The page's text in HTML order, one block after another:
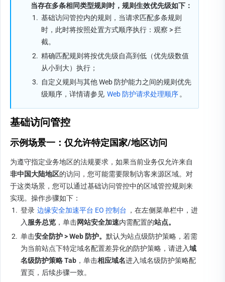
当存在多条相同类型规则时，规则生效优先级如下：
1. 基础访问管控内的规则，当请求匹配多条规则
时，此时将按照处置方式顺序执行：观察 > 拦
截。
2. 精确匹配规则将按优先级自高到低（优先级数值
从小到大）执行；
3. 自定义规则与其他 Web 防护能力之间的规则优先
级顺序，详情请参见 Web 防护请求处理顺序 。
基础访问管控
示例场景一：仅允许特定国家/地区访问
为遵守指定业务地区的法规要求，如果当前业务仅允许来自
非中国大陆地区的访问，您可能需要限制访客来源区域。对
于这类场景，您可以通过基础访问管控中的区域管控规则来
实现。 操作步骤如下：
1. 登录 边缘安全加速平台 EO 控制台 ，在左侧菜单栏中，进
入 服务总览 ，单击网站安全加速内需配置的站点。
2. 单击安全防护 > Web 防护。 默认为站点级防护策略，若需
为当前站点下特定域名配置差异化的防护策略，请进入域
名级防护策略 Tab ，单击相应域名进入域名级防护策略配
置页，后续步骤一致。